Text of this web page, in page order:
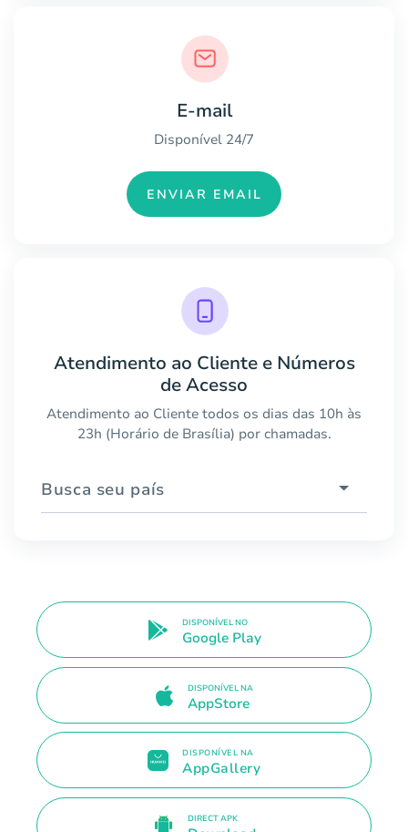
E-mail
Disponível 24/7
ENVIAR EMAIL
Atendimento ao Cliente e Números
de Acesso
Atendimento ao Cliente todos os dias das 10h às
23h (Horário de Brasília) por chamadas.
Busca seu país
DISPONÍVEL NO
Google Play
DISPONÍVEL NA
AppStore
DISPONÍVEL NA
AppGallery
DIRECT APK